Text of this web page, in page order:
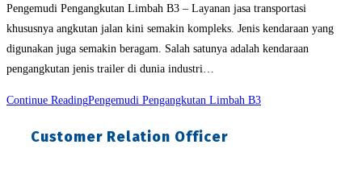
Pengemudi Pengangkutan Limbah B3 – Layanan jasa transportasi
khususnya angkutan jalan kini semakin kompleks. Jenis kendaraan yang
digunakan juga semakin beragam. Salah satunya adalah kendaraan
pengangkutan jenis trailer di dunia industri…
Continue ReadingPengemudi Pengangkutan Limbah B3
Customer Relation Officer